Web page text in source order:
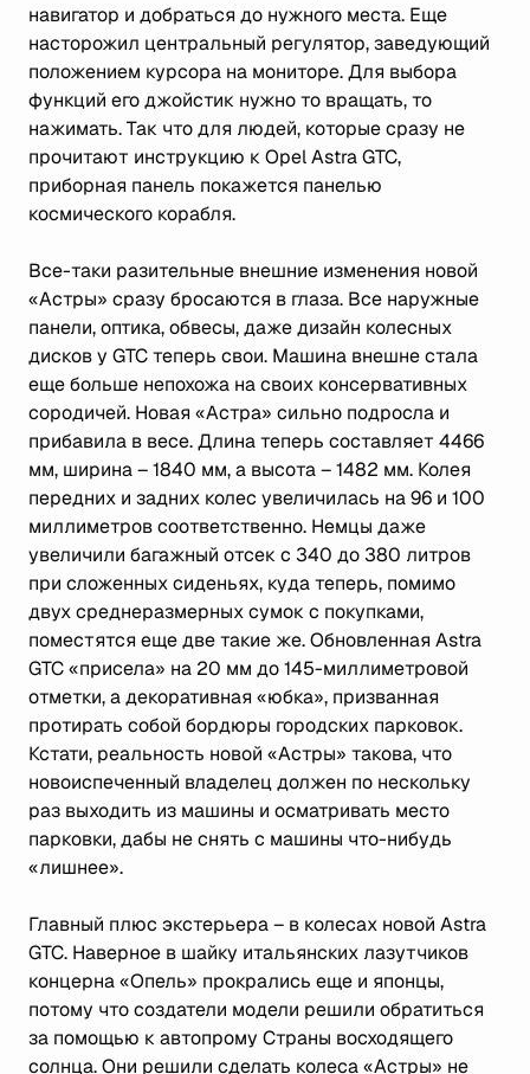
навигатор и добраться до нужного места. Еще
насторожил центральный регулятор, заведующий
положением курсора на мониторе. Для выбора
функций его джойстик нужно то вращать, то
нажимать. Так что для людей, которые сразу не
прочитают инструкцию к Opel Astra GTC,
приборная панель покажется панелью
космического корабля.
Все-таки разительные внешние изменения новой
«Астры» сразу бросаются в глаза. Все наружные
панели, оптика, обвесы, даже дизайн колесных
дисков у GTC теперь свои. Машина внешне стала
еще больше непохожа на своих консервативных
сородичей. Новая «Астра» сильно подросла и
прибавила в весе. Длина теперь составляет 4466
мм, ширина – 1840 мм, а высота – 1482 мм. Колея
передних и задних колес увеличилась на 96 и 100
миллиметров соответственно. Немцы даже
увеличили багажный отсек с 340 до 380 литров
при сложенных сиденьях, куда теперь, помимо
двух среднеразмерных сумок с покупками,
поместятся еще две такие же. Обновленная Astra
GTC «присела» на 20 мм до 145-миллиметровой
отметки, а декоративная «юбка», призванная
протирать собой бордюры городских парковок.
Кстати, реальность новой «Астры» такова, что
новоиспеченный владелец должен по нескольку
раз выходить из машины и осматривать место
парковки, дабы не снять с машины что-нибудь
«лишнее».
Главный плюс экстерьера – в колесах новой Astra
GTC. Наверное в шайку итальянских лазутчиков
концерна «Опель» прокрались еще и японцы,
потому что создатели модели решили обратиться
за помощью к автопрому Страны восходящего
солнца. Они решили сделать колеса «Астры» не